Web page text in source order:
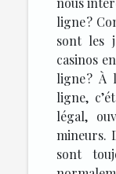
ligne ?
sont les
casinos
ligne ? À
ligne,
légal,
mineurs.
sont